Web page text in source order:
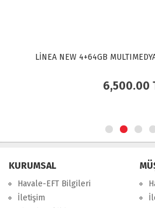
LİNEA NEW 4+64GB
6,500.00
KURUMSAL
Havale-EFT Bilgileri
İletişim